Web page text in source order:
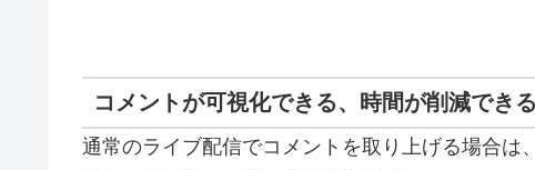
コメントが可視化できる、時間が削減できる
通常のライブ配信でコメントを取り上げる場合は